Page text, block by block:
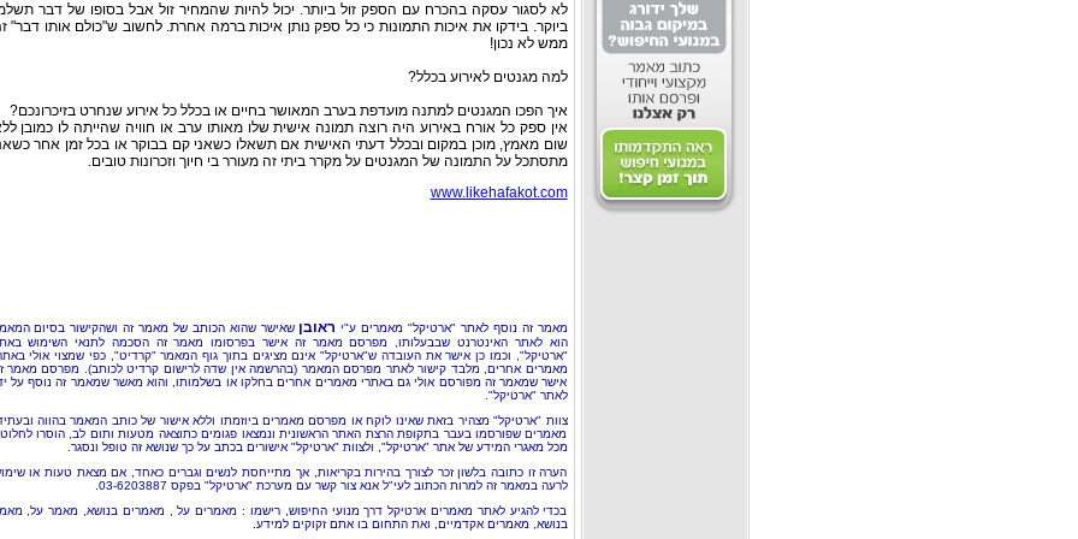
לא לסגור עסקה בהכרח עם הספק זול ביותר. יכול להיות שהמחיר זול אבל בסופו של דבר
ביוקר. בידקו את איכות התמונות כי כל ספק נותן איכות ברמה אחרת. לחשוב ש"כולם אותו דבר"
ממש לא נכון!
למה מגנטים לאירוע בכלל?
איך הפכו המגנטים למתנה מועדפת בערב המאושר בחיים או בכלל כל אירוע שנחרט בזיכרונכם?
אין ספק כל אורח באירוע היה רוצה תמונה אישית שלו מאותו ערב או חוויה שהייתה לו כמובן
שום מאמץ, מוכן במקום ובכלל דעתי האישית אם תשאלו כשאני קם בבוקר או בכל זמן אחר
מתסתכל על התמונה של המגנטים על מקרר ביתי זה מעורר בי חיוך וזכרונות טובים.
www.likehafakot.com
מאמר זה נוסף לאתר "ארטיקל" מאמרים ע"י ראובן שאישר שהוא הכותב של מאמר זה ושהקישור בסיום
הוא לאתר האינטרנט שבבעלותו, מפרסם מאמר זה אישר בפרסומו מאמר זה הסכמה לתנאי השימוש
"ארטיקל", וכמו כן אישר את העובדה ש"ארטיקל" אינם מציגים בתוך גוף המאמר "קרדיט", כפי שמצוי אולי
מאמרים אחרים, מלבד קישור לאתר מפרסם המאמר (בהרשמה אין שדה לרישום קרדיט לכותב). מפרסם מאמר
אישר שמאמר זה מפורסם אולי גם באתרי מאמרים אחרים בחלקו או בשלמותו, והוא מאשר שמאמר זה נוסף על
לאתר "ארטיקל".
צוות "ארטיקל" מצהיר בזאת שאינו לוקח או מפרסם מאמרים ביוזמתו וללא אישור של כותב המאמר בהווה
מאמרים שפורסמו בעבר בתקופת הרצת האתר הראשונית ונמצאו פגומים כתוצאה מטעות ותום לב, הוסרו
מכל מאגרי המידע של אתר "ארטיקל", ולצוות "ארטיקל" אישורים בכתב על כך שנושא זה טופל ונסגר.
הערה זו כתובה בלשון זכר לצורך בהירות בקריאות, אך מתייחסת לנשים וגברים כאחד, אם מצאת טעות או
לרעה במאמר זה למרות הכתוב לעי"ל אנא צור קשר עם מערכת "ארטיקל" בפקס 03-6203887.
בכדי להגיע לאתר מאמרים ארטיקל דרך מנועי החיפוש, רישמו : מאמרים על , מאמרים בנושא, מאמר על,
בנושא, מאמרים אקדמיים, ואת התחום בו אתם זקוקים למידע.